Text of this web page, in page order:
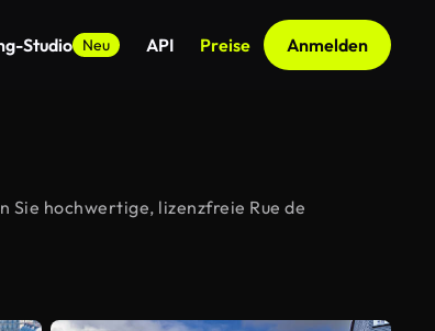
Studio Neu API Preise Anmelden
Sie hochwertige, lizenzfreie Rue de